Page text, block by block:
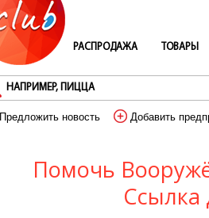
РАСПРОДАЖА ТОВАРЫ
Предложить новость Добавить
Помочь
Ссылка